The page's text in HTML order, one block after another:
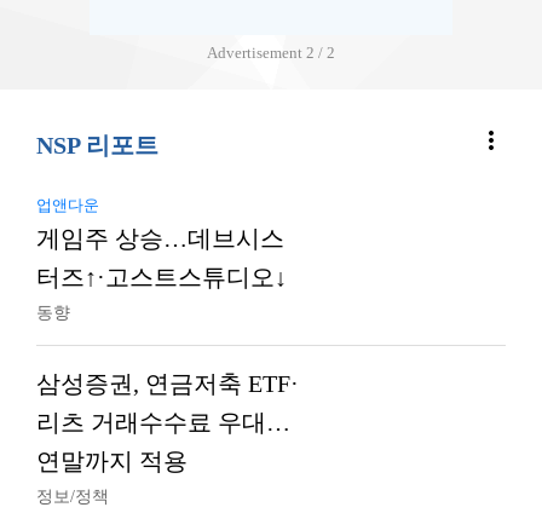
Advertisement 2 / 2
NSP 리포트 more_vert
업앤다운
게임주 상승…데브시스
터즈↑·고스트스튜디오↓
동향
삼성증권, 연금저축 ETF·
리츠 거래수수료 우대…
연말까지 적용
정보/정책